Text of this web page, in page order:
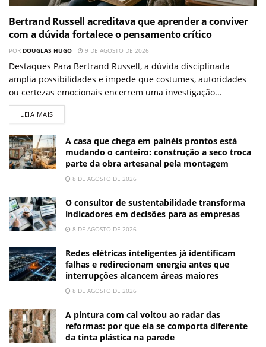
Bertrand Russell acreditava que aprender a conviver
com a dúvida fortalece o pensamento crítico
POR DOUGLAS HUGO 9 DE AGOSTO DE 2026
Destaques Para Bertrand Russell, a dúvida disciplinada
amplia possibilidades e impede que costumes, autoridades
ou certezas emocionais encerrem uma investigação...
LEIA MAIS
A casa que chega em painéis prontos está
mudando o canteiro: construção a seco troca
parte da obra artesanal pela montagem
8 DE AGOSTO DE 2026
O consultor de sustentabilidade transforma
indicadores em decisões para as empresas
8 DE AGOSTO DE 2026
Redes elétricas inteligentes já identificam
falhas e redirecionam energia antes que
interrupções alcancem áreas maiores
8 DE AGOSTO DE 2026
A pintura com cal voltou ao radar das
reformas: por que ela se comporta diferente
da tinta plástica na parede